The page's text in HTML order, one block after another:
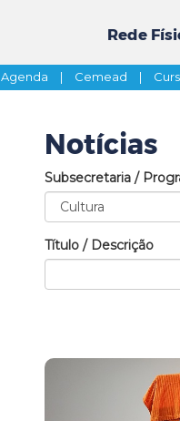
Rede
Agenda | Cemead |
Notícias
Subsecretaria /
Título / Descrição